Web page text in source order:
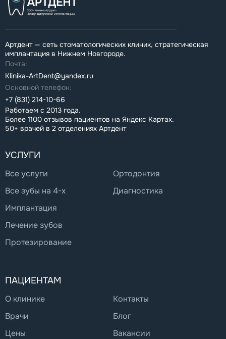
Артдент — сеть стоматологических клиник, стратегическая
имплантация в Нижнем Новгороде.
Почта:
Klinika-ArtDent@yandex.ru
Основной телефон:
+7 (831) 214-10-66
Работаем с 2013 года.
Более 1100 отзывов пациентов на Яндекс Картах.
50+ врачей в 2 отделениях Артдент
УСЛУГИ
Все услуги
Все зубы на 4-х
Имплантация
Лечение зубов
Протезирование
Ортодонтия
Диагностика
ПАЦИЕНТАМ
О клинике
Врачи
Цены
Контакты
Блог
Вакансии